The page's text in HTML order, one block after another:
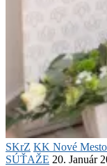
SKrZ KK Nové
SÚŤAŽE 20. Január